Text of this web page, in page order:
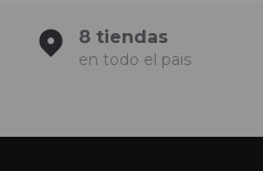
8 tiendas
en todo el pais